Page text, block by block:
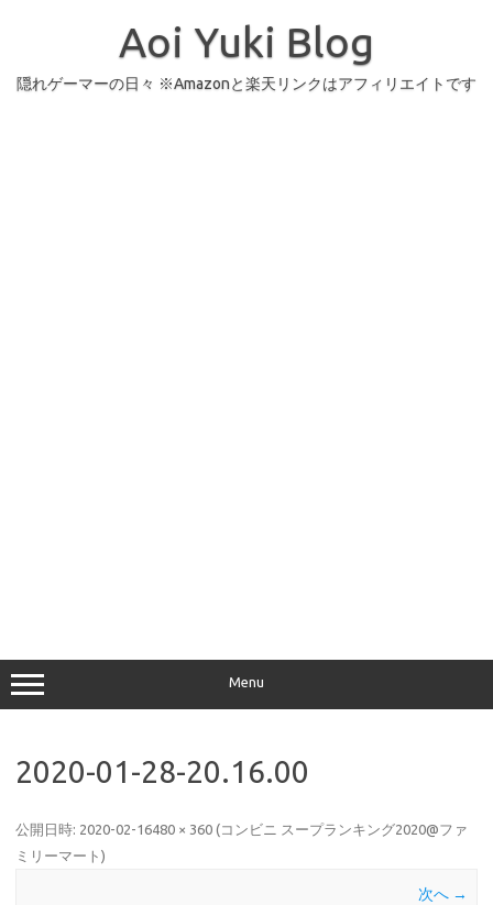
Aoi Yuki Blog
隠れゲーマーの日々 ※Amazonと楽天リンクはアフィリエイトです
Menu
2020-01-28-20.16.00
公開日時: 2020-02-16480 × 360 (コンビニ スープランキング2020@ファ
ミリーマート )
次へ →